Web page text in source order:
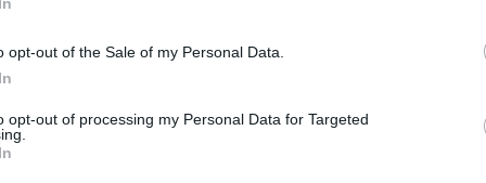
opt-out of the Sale of my Personal Data.
opt-out of processing my Personal Data for Targeted
ΒΟΑΚ
την Παρασκευή στον ΒΟΑΚ
Ο Βλαδίμηρος Κυριακίδης στο πλευρό των παιδιών του
Ο Βλαδίμηρος Κυριακίδης στο